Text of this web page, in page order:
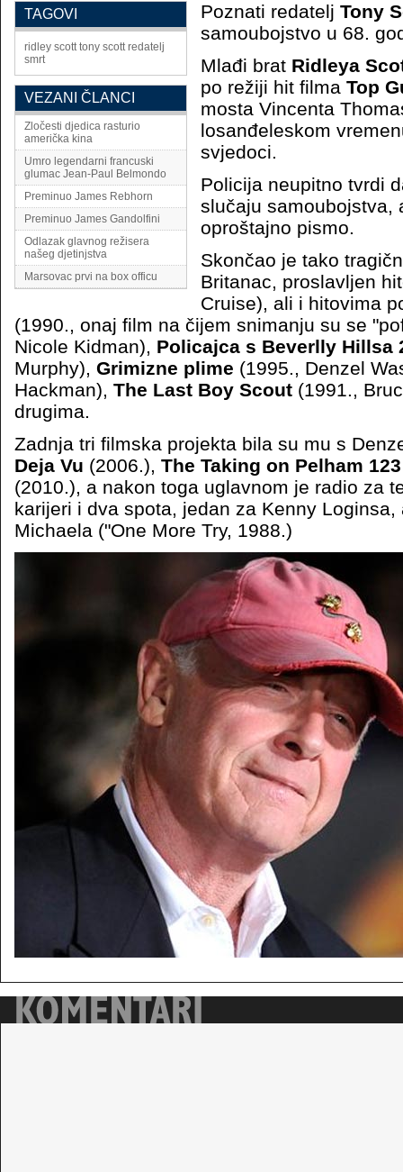
TAGOVI
ridley scott tony scott redatelj
smrt
VEZANI ČLANCI
Zločesti djedica rasturio
američka kina
Umro legendarni francuski
glumac Jean-Paul Belmondo
Preminuo James Rebhorn
Preminuo James Gandolfini
Odlazak glavnog režisera
našeg djetinjstva
Marsovac prvi na box officu
Poznati redatelj Tony
samoubojstvo u 68.
Mlađi brat Ridleya
po režiji hit filma Top
mosta Vincenta
losanđeleskom
svjedoci.
Policija neupitno tvrdi
slučaju samoubojstva,
oproštajno pismo.
Skončao je tako
Britanac, proslavljen
Cruise), ali i hitovima
(1990., onaj film na čijem snimanju su se
Nicole Kidman), Policajca s Beverlly Hillsa
Murphy), Grimizne plime (1995., Denzel
Hackman), The Last Boy Scout (1991.,
drugima.
Zadnja tri filmska projekta bila su mu s
Deja Vu (2006.), The Taking on Pelham
(2010.), a nakon toga uglavnom je radio za
karijeri i dva spota, jedan za Kenny Loginsa,
Michaela ("One More Try, 1988.)